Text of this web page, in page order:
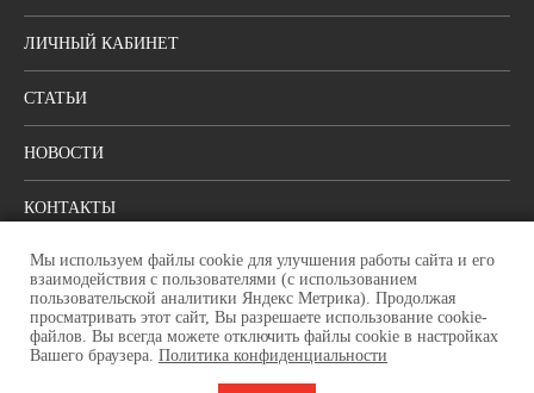
ЛИЧНЫЙ КАБИНЕТ
СТАТЬИ
НОВОСТИ
КОНТАКТЫ
ПОЛИТИКА КОНФИДЕНЦИАЛЬНОСТИ
Москва, ул. Шоссейная, 80, стр. 1
Режим работы: пн-пт: с 9:00 до 18:00
Мы используем файлы cookie для улучшения работы сайта и его
взаимодействия с пользователями (с использованием
пользовательской аналитики Яндекс Метрика). Продолжая
просматривать этот сайт, Вы разрешаете использование cookie-
файлов. Вы всегда можете отключить файлы cookie в настройках
Вашего браузера. Политика конфиденциальности